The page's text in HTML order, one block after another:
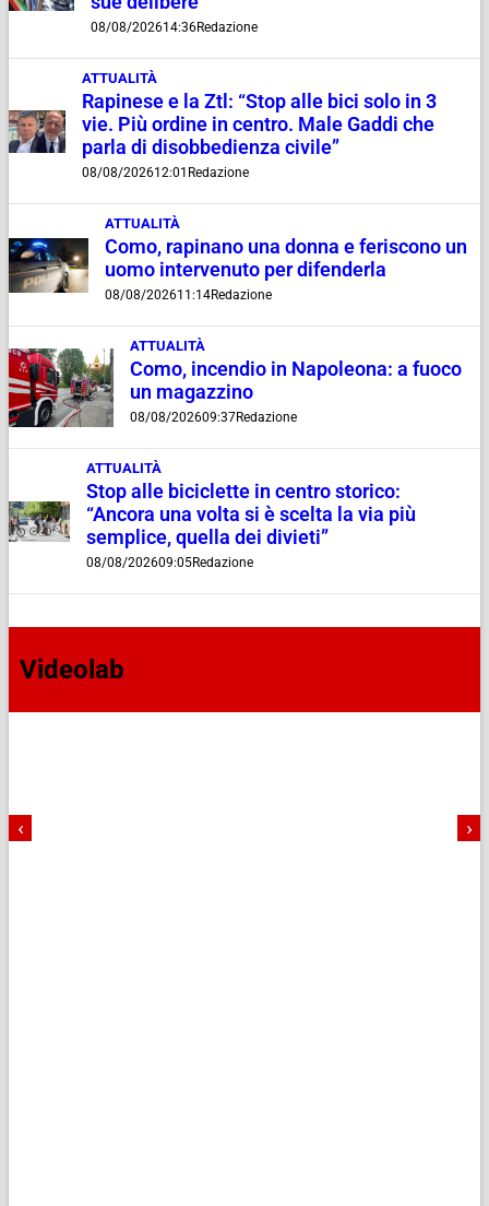
08/08/202614:36Redazione
ATTUALITÀ
Rapinese e la Ztl: “Stop alle bici solo in 3
vie. Più ordine in centro. Male Gaddi che
parla di disobbedienza civile”
08/08/202612:01 Redazione
ATTUALITÀ
Como, rapinano una donna e feriscono un
uomo intervenuto per difenderla
08/08/202611:14Redazione
ATTUALITÀ
Como, incendio in Napoleona: a fuoco
un magazzino
08/08/202609:37Redazione
ATTUALITÀ
Stop alle biciclette in centro storico:
“Ancora una volta si è scelta la via più
semplice, quella dei divieti”
08/08/202609:05Redazione
Videolab
‹ ›